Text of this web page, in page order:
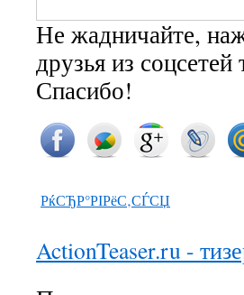
Не жадничайте,
друзья из
Спасибо!
РќСЂР°РІРёС‚СЃСЏ
ActionTeaser.ru -